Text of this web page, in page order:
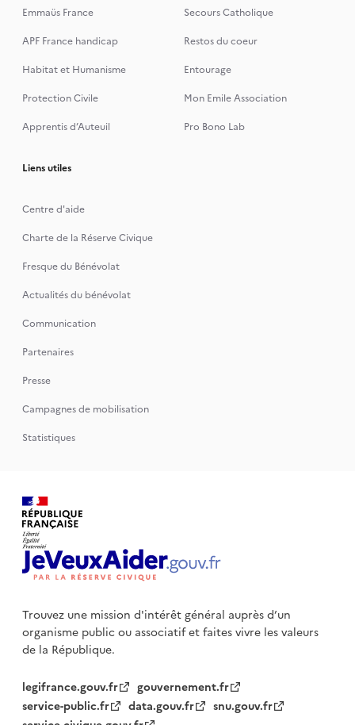
Emmaüs France
Secours Catholique
APF France handicap
Restos du coeur
Habitat et Humanisme
Entourage
Protection Civile
Mon Emile Association
Apprentis d’Auteuil
Pro Bono Lab
Liens utiles
Centre d'aide
Charte de la Réserve Civique
Fresque du Bénévolat
Actualités du bénévolat
Communication
Partenaires
Presse
Campagnes de mobilisation
Statistiques
Trouvez une mission d'intérêt général auprès d’un
organisme publicou associatif et faites vivre les valeurs
de la République.
legifrance.gouv.fr
gouvernement.fr
service-public.fr
data.gouv.fr
snu.gouv.fr